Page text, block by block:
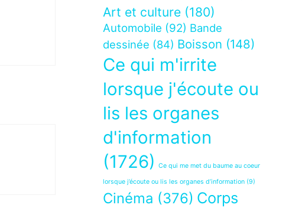
Art et culture (180)
Automobile (92) Bande
dessinée (84) Boisson (148)
Ce qui m'irrite
lorsque j'écoute ou
lis les organes
d'information
(1726)
Ce qui me met du baume au coeur
lorsque j’écoute ou lis les organes d’information (9)
Cinéma (376) Corps